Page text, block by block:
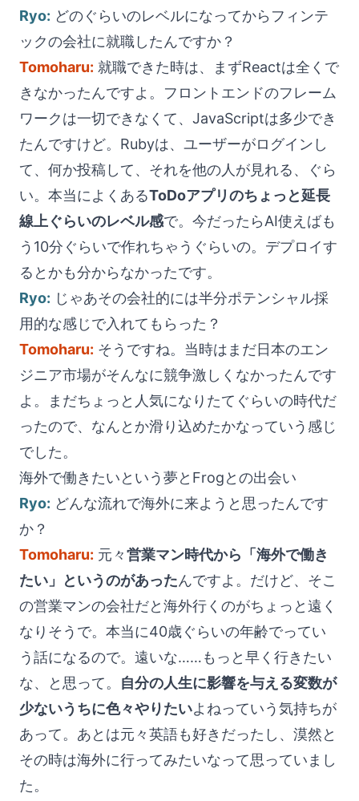
Ryo: どのぐらいのレベルになってからフィンテ
ックの会社に就職したんですか？
Tomoharu: 就職できた時は、まずReactは全くで
きなかったんですよ。フロントエンドのフレーム
ワークは一切できなくて、JavaScriptは多少でき
たんですけど。Rubyは、ユーザーがログインし
て、何か投稿して、それを他の人が見れる、ぐら
い。本当によくあるToDoアプリのちょっと延長
線上ぐらいのレベル感で。今だったらAI使えばも
う10分ぐらいで作れちゃうぐらいの。デプロイす
るとかも分からなかったです。
Ryo: じゃあその会社的には半分ポテンシャル採
用的な感じで入れてもらった？
Tomoharu: そうですね。当時はまだ日本のエン
ジニア市場がそんなに競争激しくなかったんです
よ。まだちょっと人気になりたてぐらいの時代だ
ったので、なんとか滑り込めたかなっていう感じ
でした。
海外で働きたいという夢とFrogとの出会い
Ryo: どんな流れで海外に来ようと思ったんです
か？
Tomoharu: 元々営業マン時代から「海外で働き
たい」というのがあったんですよ。だけど、そこ
の営業マンの会社だと海外行くのがちょっと遠く
なりそうで。本当に40歳ぐらいの年齢でってい
う話になるので。遠いな……もっと早く行きたい
な、と思って。 自分の人生に影響を与える変数が
少ないうちに色々やりたいよねっていう気持ちが
あって。あとは元々英語も好きだったし、漠然と
その時は海外に行ってみたいなって思っていまし
た。